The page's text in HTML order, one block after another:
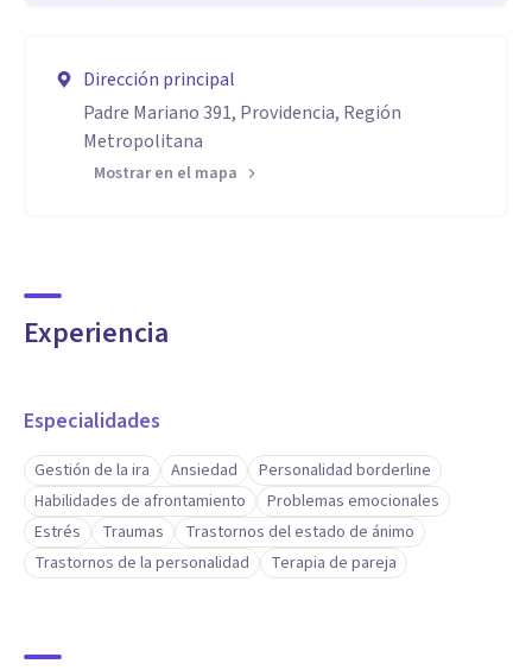
Dirección principal
Padre Mariano 391, Providencia, Región
Metropolitana
Mostrar en el mapa
Experiencia
Especialidades
Gestión de la ira Ansiedad
Personalidad borderline
Habilidades de afrontamiento
Problemas emocionales
Estrés
Traumas
Trastornos del estado de ánimo
Trastornos de la personalidad
Terapia de pareja